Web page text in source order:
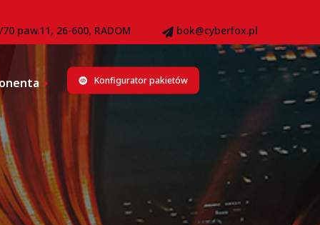
paw.11, 26-600, RADOM bok@cyberfox.pl
Konfigurator pakietów